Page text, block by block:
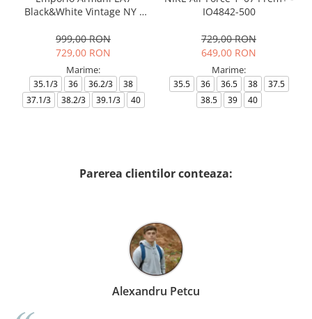
Black&White Vintage NY -
999,00 RON
729,00 RON
Marime:
35.1/3 36 36.2/3
38
37.1/3
38.2/3 39.1/3 40
IO4842-500
729,00 RON
649,00 RON
Marime:
35.5 36 36.5 38
37.5
38.5
39 40
Parerea clientilor conteaza:
Alexandru Petcu